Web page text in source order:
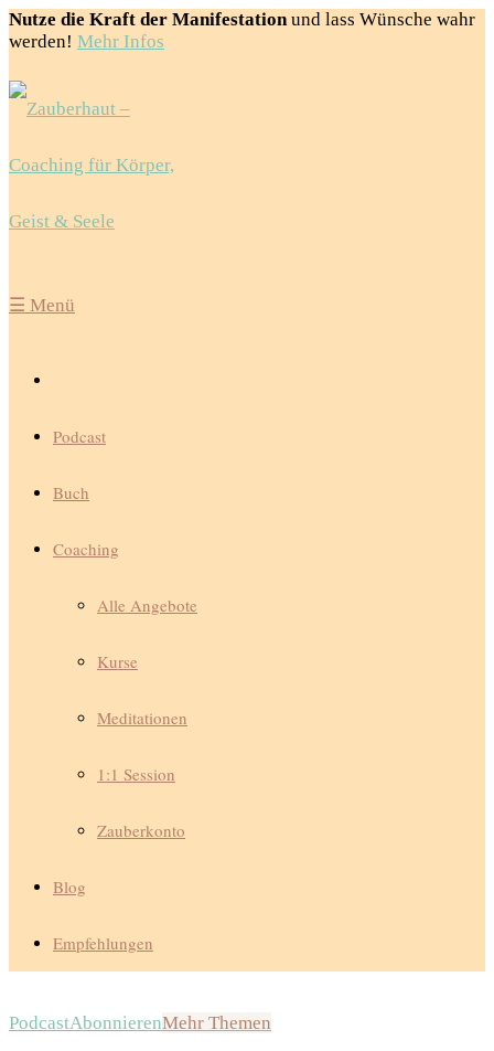
Nutze die Kraft der Manifestationund lass Wünsche wahr
werden! Mehr Infos
☰ Menü
Podcast
Buch
Coaching
Alle Angebote
Kurse
Meditationen
1:1 Session
Zauberkonto
Blog
Empfehlungen
PodcastAbonnierenMehr Themen